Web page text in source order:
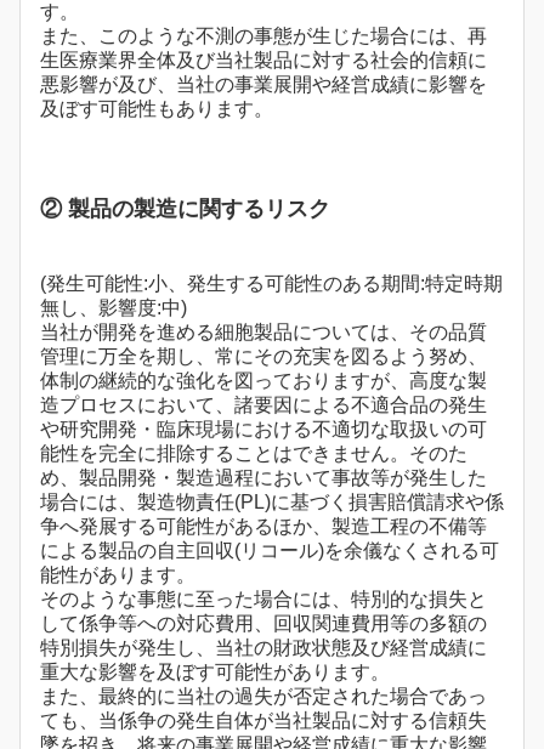
す。
また、このような不測の事態が生じた場合には、再
生医療業界全体及び当社製品に対する社会的信頼に
悪影響が及び、当社の事業展開や経営成績に影響を
及ぼす可能性もあります。
② 製品の製造に関するリスク
(発生可能性:小、発生する可能性のある期間:特定時期
無し、影響度:中)
当社が開発を進める細胞製品については、その品質
管理に万全を期し、常にその充実を図るよう努め、
体制の継続的な強化を図っておりますが、高度な製
造プロセスにおいて、諸要因による不適合品の発生
や研究開発・臨床現場における不適切な取扱いの可
能性を完全に排除することはできません。そのた
め、製品開発・製造過程において事故等が発生した
場合には、製造物責任(PL)に基づく損害賠償請求や係
争へ発展する可能性があるほか、製造工程の不備等
による製品の自主回収(リコール)を余儀なくされる可
能性があります。
そのような事態に至った場合には、特別的な損失と
して係争等への対応費用、回収関連費用等の多額の
特別損失が発生し、当社の財政状態及び経営成績に
重大な影響を及ぼす可能性があります。
また、最終的に当社の過失が否定された場合であっ
ても、当係争の発生自体が当社製品に対する信頼失